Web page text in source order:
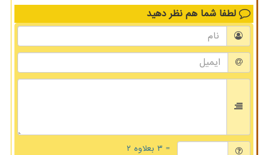
لطفا شما هم نظر دهید
= ۳ بعلاوه ۲